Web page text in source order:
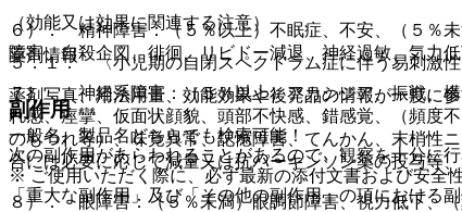
６）． 精神障害：（５％以上）不眠症、不安、（５％
障害、自殺企図、徘徊、リビドー減退、神経過敏、気力
７）． 神経系障害：（５％以上）アカシジア、振戦、
れ感、痙攣、仮面状顔貌、頭部不快感、錯感覚、（頻度
のもつれ等）、味覚異常、記憶障害、てんかん、末梢性
合には必要に応じて減量又は抗パーキンソン薬の投与等
８）． 眼障害：（５％未満）眼調節障害、視力低下、
（効能又は効果に関連する注意）
５．１． 〈小児期の自閉スペクトラム症に伴う易刺激
副作用
次の副作用があらわれることがあるので、観察を十分に
「重大な副作用」及び「その他の副作用」の項における
薬剤情報
薬剤写真、用法用量、効能効果や後発品の情報が一度に
一般名、製品名どちらでも検索可能！
※ ご使用いただく際に、必ず最新の添付文書および安全